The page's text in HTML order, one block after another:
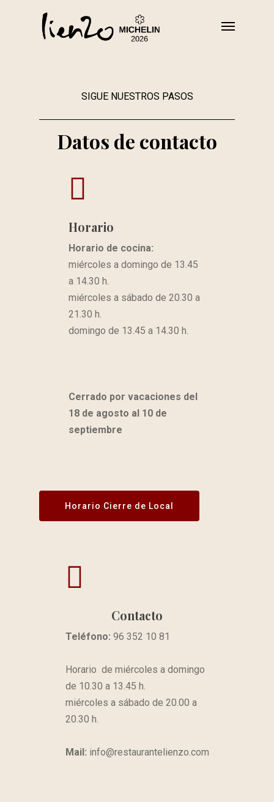
SIGUE NUESTROS PASOS
Datos de contacto
Horario
Horario de cocina:
miércoles a domingo de 13.45
a 14.30 h.
miércoles a sábado de 20.30 a
21.30 h.
domingo de 13.45 a 14.30 h.
Cerrado por vacaciones del
18 de agosto al 10 de
septiembre
Horario Cierre de Local
Contacto
Teléfono: 96 352 10 81
Horario de miércoles a domingo
de 10.30 a 13.45 h.
miércoles a sábado de 20.00 a
20.30 h.
Mail: info@restaurantelienzo.com